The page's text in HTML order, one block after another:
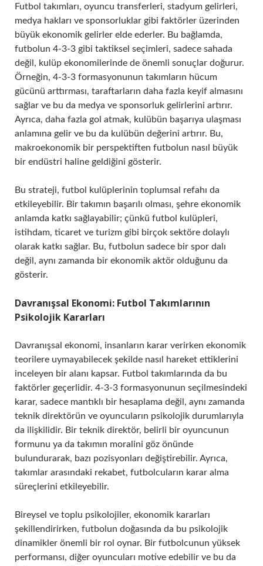
Futbol takımları, oyuncu transferleri, stadyum gelirleri,
medya hakları ve sponsorluklar gibi faktörler üzerinden
büyük ekonomik gelirler elde ederler. Bu bağlamda,
futbolun 4-3-3 gibi taktiksel seçimleri, sadece sahada
değil, kulüp ekonomilerinde de önemli sonuçlar doğurur.
Örneğin, 4-3-3 formasyonunun takımların hücum
gücünü arttırması, taraftarların daha fazla keyif almasını
sağlar ve bu da medya ve sponsorluk gelirlerini artırır.
Ayrıca, daha fazla gol atmak, kulübün başarıya ulaşması
anlamına gelir ve bu da kulübün değerini artırır. Bu,
makroekonomik bir perspektiften futbolun nasıl büyük
bir endüstri haline geldiğini gösterir.
Bu strateji, futbol kulüplerinin toplumsal refahı da
etkileyebilir. Bir takımın başarılı olması, şehre ekonomik
anlamda katkı sağlayabilir; çünkü futbol kulüpleri,
istihdam, ticaret ve turizm gibi birçok sektöre dolaylı
olarak katkı sağlar. Bu, futbolun sadece bir spor dalı
değil, aynı zamanda bir ekonomik aktör olduğunu da
gösterir.
Davranışsal Ekonomi: Futbol Takımlarının
Psikolojik Kararları
Davranışsal ekonomi, insanların karar verirken ekonomik
teorilere uymayabilecek şekilde nasıl hareket ettiklerini
inceleyen bir alanı kapsar. Futbol takımlarında da bu
faktörler geçerlidir. 4-3-3 formasyonunun seçilmesindeki
karar, sadece mantıklı bir hesaplama değil, aynı zamanda
teknik direktörün ve oyuncuların psikolojik durumlarıyla
da ilişkilidir. Bir teknik direktör, belirli bir oyuncunun
formunu ya da takımın moralini göz önünde
bulundurarak, bazı pozisyonları değiştirebilir. Ayrıca,
takımlar arasındaki rekabet, futbolcuların karar alma
süreçlerini etkileyebilir.
Bireysel ve toplu psikolojiler, ekonomik kararları
şekillendirirken, futbolun doğasında da bu psikolojik
dinamikler önemli bir rol oynar. Bir futbolcunun yüksek
performansı, diğer oyuncuları motive edebilir ve bu da